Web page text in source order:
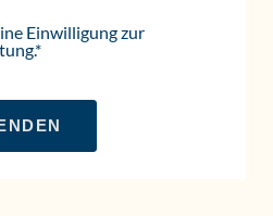
Einwilligung zur